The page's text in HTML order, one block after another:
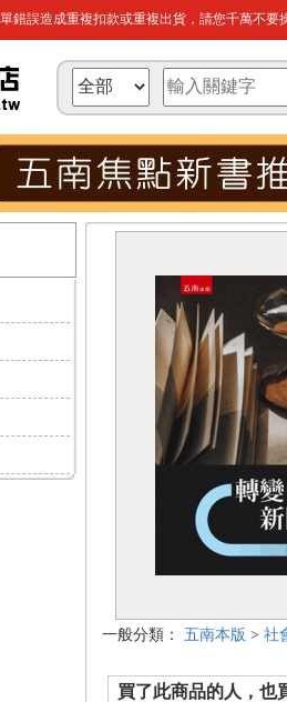
錯誤造成重複扣款或重複出貨，請您千萬不要
一般分類： 五南本版 > 社
買了此商品的人，也